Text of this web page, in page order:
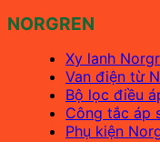
NORGREN
Xy lanh
Van điện từ
Bộ lọc điều
Công tắc áp
Phụ kiện